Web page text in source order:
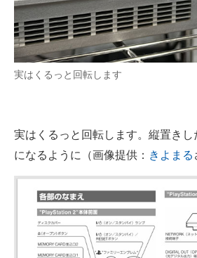
実はくるっと回転します
実はくるっと回転します。縦置きし
になるように（画像提供： きよまる